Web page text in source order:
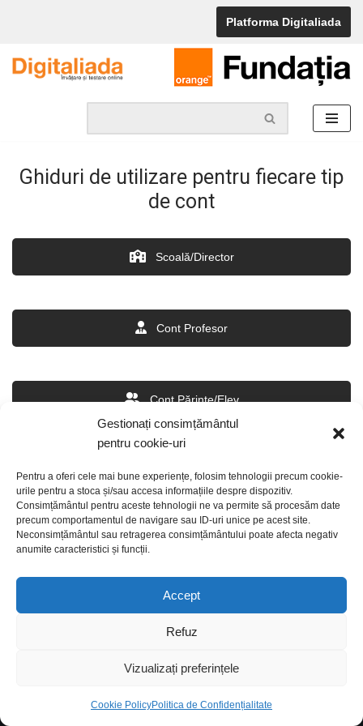
Gestionați consimțământul
pentru cookie-uri
Pentru a oferi cele mai bune experiențe, folosim tehnologii precum cookie-
urile pentru a stoca și/sau accesa informațiile despre dispozitiv.
Consimțământul pentru aceste tehnologii ne va permite să procesăm date
precum comportamentul de navigare sau ID-uri unice pe acest site.
Neconsimțământul sau retragerea consimțământului poate afecta negativ
anumite caracteristici și funcții.
Accept
Refuz
Vizualizați preferințele
Cookie PolicyPolitica de Confidențialitate
to
content
Platforma Digitaliada
Ghiduri de utilizare pentru fiecare tip
de cont
Scoală/Director
Cont Profesor
Cont Părinte/Elev
Cont Elev
Cont Părinte
Confidențialitate|Politica Cookie|Acord de prelucrare a datelor